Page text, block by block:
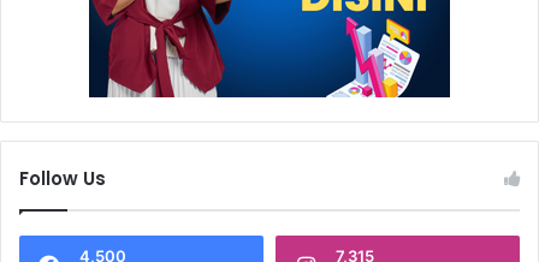
Follow Us
4,500 7,315